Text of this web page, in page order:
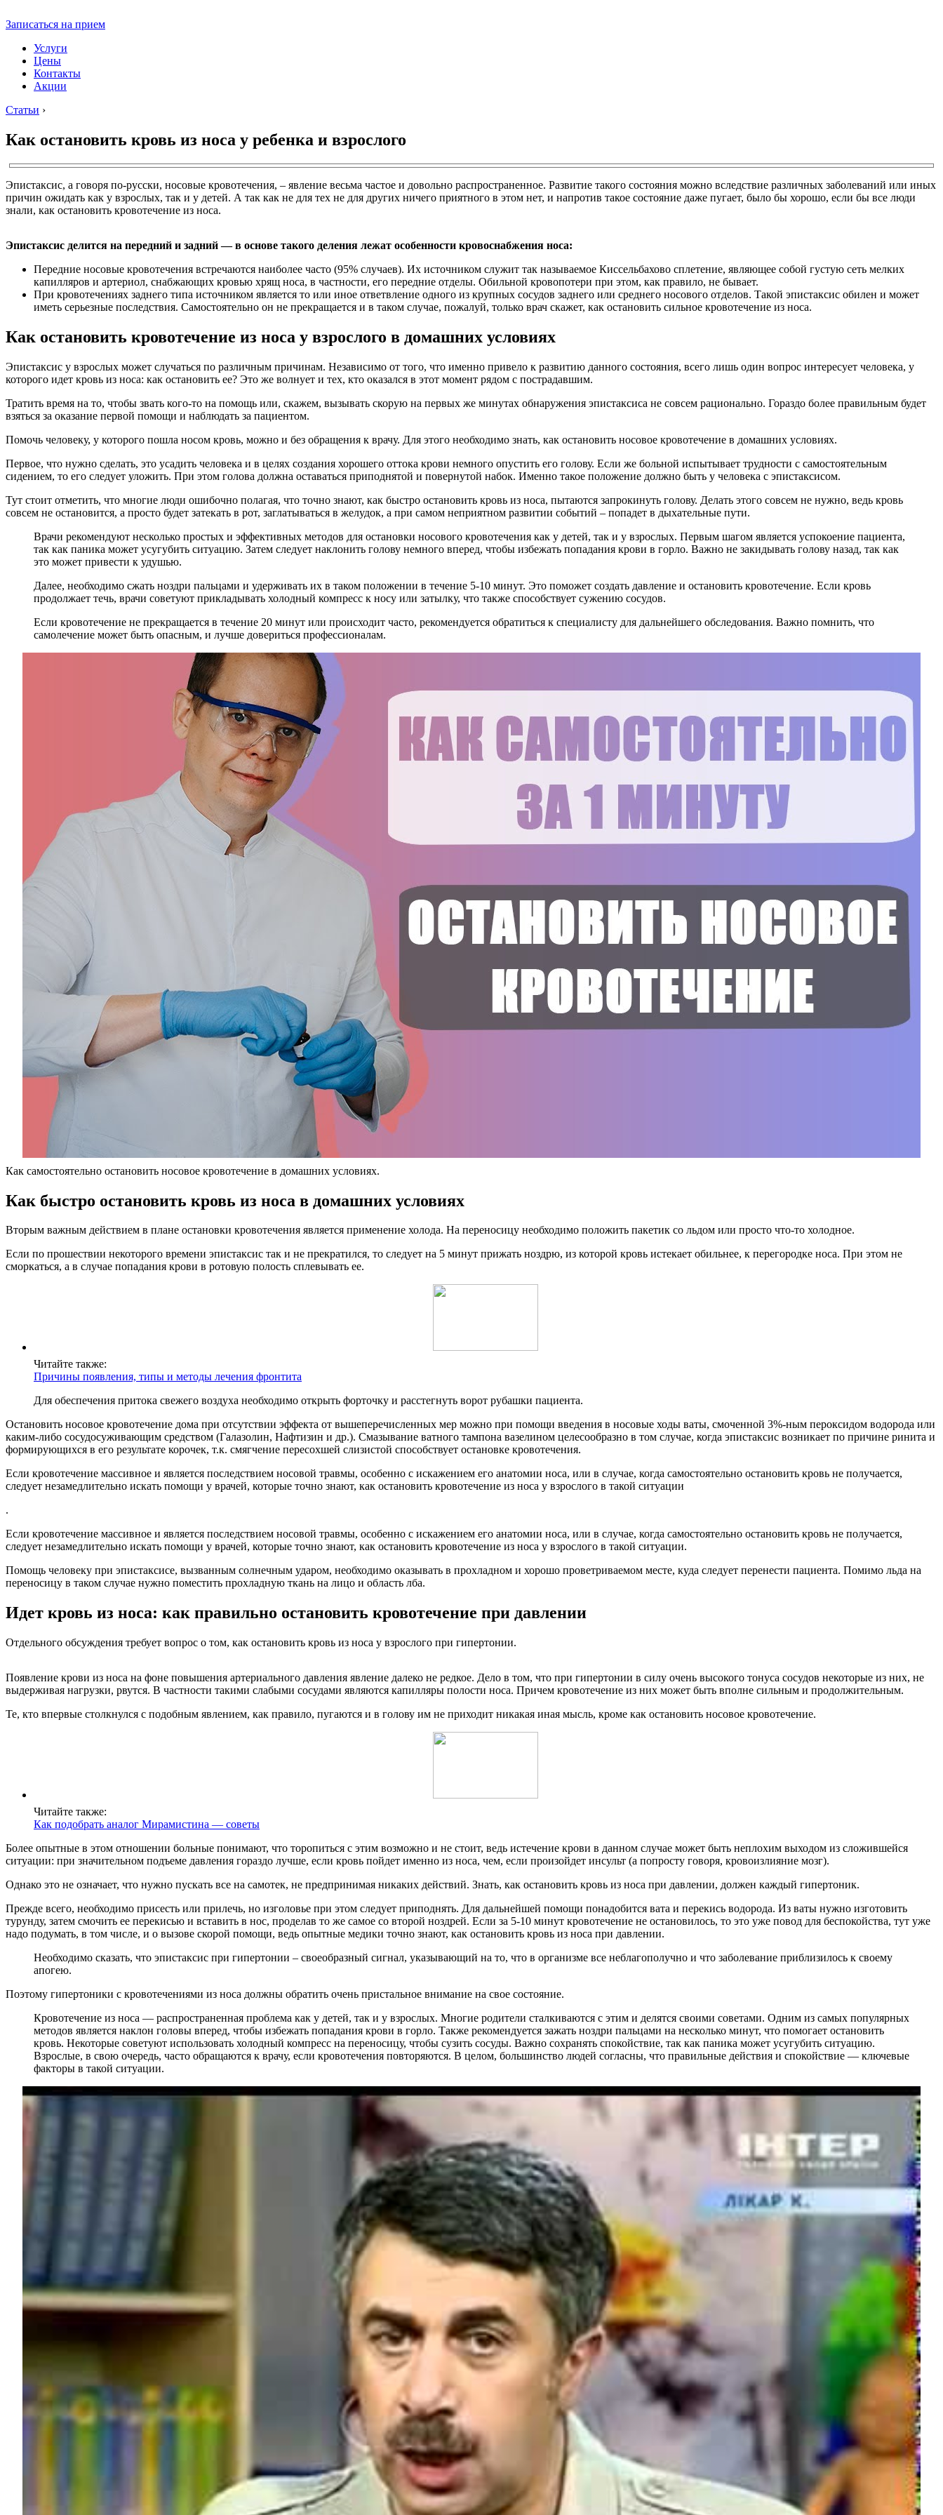
Записаться на прием
Услуги
Цены
Контакты
Акции
Статьи ›
Как остановить кровь из носа у ребенка и взрослого
Эпистаксис, а говоря по-русски, носовые кровотечения, – явление весьма частое и довольно распространенное. Развитие такого состояния можно вследствие различных заболеваний или иных
причин ожидать как у взрослых, так и у детей. А так как не для тех не для других ничего приятного в этом нет, и напротив такое состояние даже пугает, было бы хорошо, если бы все люди
знали, как остановить кровотечение из носа.
Эпистаксис делится на передний и задний — в основе такого деления лежат особенности кровоснабжения носа:
Передние носовые кровотечения встречаются наиболее часто (95% случаев). Их источником служит так называемое Киссельбахово сплетение, являющее собой густую сеть мелких
капилляров и артериол, снабжающих кровью хрящ носа, в частности, его передние отделы. Обильной кровопотери при этом, как правило, не бывает.
При кровотечениях заднего типа источником является то или иное ответвление одного из крупных сосудов заднего или среднего носового отделов. Такой эпистаксис обилен и может
иметь серьезные последствия. Самостоятельно он не прекращается и в таком случае, пожалуй, только врач скажет, как остановить сильное кровотечение из носа.
Как остановить кровотечение из носа у взрослого в домашних условиях
Эпистаксис у взрослых может случаться по различным причинам. Независимо от того, что именно привело к развитию данного состояния, всего лишь один вопрос интересует человека, у
которого идет кровь из носа: как остановить ее? Это же волнует и тех, кто оказался в этот момент рядом с пострадавшим.
Тратить время на то, чтобы звать кого-то на помощь или, скажем, вызывать скорую на первых же минутах обнаружения эпистаксиса не совсем рационально. Гораздо более правильным будет
взяться за оказание первой помощи и наблюдать за пациентом.
Помочь человеку, у которого пошла носом кровь, можно и без обращения к врачу. Для этого необходимо знать, как остановить носовое кровотечение в домашних условиях.
Первое, что нужно сделать, это усадить человека и в целях создания хорошего оттока крови немного опустить его голову. Если же больной испытывает трудности с самостоятельным
сидением, то его следует уложить. При этом голова должна оставаться приподнятой и повернутой набок. Именно такое положение должно быть у человека с эпистаксисом.
Тут стоит отметить, что многие люди ошибочно полагая, что точно знают, как быстро остановить кровь из носа, пытаются запрокинуть голову. Делать этого совсем не нужно, ведь кровь
совсем не остановится, а просто будет затекать в рот, заглатываться в желудок, а при самом неприятном развитии событий – попадет в дыхательные пути.
Врачи рекомендуют несколько простых и эффективных методов для остановки носового кровотечения как у детей, так и у взрослых. Первым шагом является успокоение пациента,
так как паника может усугубить ситуацию. Затем следует наклонить голову немного вперед, чтобы избежать попадания крови в горло. Важно не закидывать голову назад, так как
это может привести к удушью.
Далее, необходимо сжать ноздри пальцами и удерживать их в таком положении в течение 5-10 минут. Это поможет создать давление и остановить кровотечение. Если кровь
продолжает течь, врачи советуют прикладывать холодный компресс к носу или затылку, что также способствует сужению сосудов.
Если кровотечение не прекращается в течение 20 минут или происходит часто, рекомендуется обратиться к специалисту для дальнейшего обследования. Важно помнить, что
самолечение может быть опасным, и лучше довериться профессионалам.
Как самостоятельно остановить носовое кровотечение в домашних условиях.
Как быстро остановить кровь из носа в домашних условиях
Вторым важным действием в плане остановки кровотечения является применение холода. На переносицу необходимо положить пакетик со льдом или просто что-то холодное.
Если по прошествии некоторого времени эпистаксис так и не прекратился, то следует на 5 минут прижать ноздрю, из которой кровь истекает обильнее, к перегородке носа. При этом не
сморкаться, а в случае попадания крови в ротовую полость сплевывать ее.
Читайте также:
Причины появления, типы и методы лечения фронтита
Для обеспечения притока свежего воздуха необходимо открыть форточку и расстегнуть ворот рубашки пациента.
Остановить носовое кровотечение дома при отсутствии эффекта от вышеперечисленных мер можно при помощи введения в носовые ходы ваты, смоченной 3%-ным пероксидом водорода или
каким-либо сосудосуживающим средством (Галазолин, Нафтизин и др.). Смазывание ватного тампона вазелином целесообразно в том случае, когда эпистаксис возникает по причине ринита и
формирующихся в его результате корочек, т.к. смягчение пересохшей слизистой способствует остановке кровотечения.
Если кровотечение массивное и является последствием носовой травмы, особенно с искажением его анатомии носа, или в случае, когда самостоятельно остановить кровь не получается,
следует незамедлительно искать помощи у врачей, которые точно знают, как остановить кровотечение из носа у взрослого в такой ситуации
.
Если кровотечение массивное и является последствием носовой травмы, особенно с искажением его анатомии носа, или в случае, когда самостоятельно остановить кровь не получается,
следует незамедлительно искать помощи у врачей, которые точно знают, как остановить кровотечение из носа у взрослого в такой ситуации.
Помощь человеку при эпистаксисе, вызванным солнечным ударом, необходимо оказывать в прохладном и хорошо проветриваемом месте, куда следует перенести пациента. Помимо льда на
переносицу в таком случае нужно поместить прохладную ткань на лицо и область лба.
Идет кровь из носа: как правильно остановить кровотечение при давлении
Отдельного обсуждения требует вопрос о том, как остановить кровь из носа у взрослого при гипертонии.
Появление крови из носа на фоне повышения артериального давления явление далеко не редкое. Дело в том, что при гипертонии в силу очень высокого тонуса сосудов некоторые из них, не
выдерживая нагрузки, рвутся. В частности такими слабыми сосудами являются капилляры полости носа. Причем кровотечение из них может быть вполне сильным и продолжительным.
Те, кто впервые столкнулся с подобным явлением, как правило, пугаются и в голову им не приходит никакая иная мысль, кроме как остановить носовое кровотечение.
Читайте также:
Как подобрать аналог Мирамистина — советы
Более опытные в этом отношении больные понимают, что торопиться с этим возможно и не стоит, ведь истечение крови в данном случае может быть неплохим выходом из сложившейся
ситуации: при значительном подъеме давления гораздо лучше, если кровь пойдет именно из носа, чем, если произойдет инсульт (а попросту говоря, кровоизлияние мозг).
Однако это не означает, что нужно пускать все на самотек, не предпринимая никаких действий. Знать, как остановить кровь из носа при давлении, должен каждый гипертоник.
Прежде всего, необходимо присесть или прилечь, но изголовье при этом следует приподнять. Для дальнейшей помощи понадобится вата и перекись водорода. Из ваты нужно изготовить
турунду, затем смочить ее перекисью и вставить в нос, проделав то же самое со второй ноздрей. Если за 5-10 минут кровотечение не остановилось, то это уже повод для беспокойства, тут уже
надо подумать, в том числе, и о вызове скорой помощи, ведь опытные медики точно знают, как остановить кровь из носа при давлении.
Необходимо сказать, что эпистаксис при гипертонии – своеобразный сигнал, указывающий на то, что в организме все неблагополучно и что заболевание приблизилось к своему
апогею.
Поэтому гипертоники с кровотечениями из носа должны обратить очень пристальное внимание на свое состояние.
Кровотечение из носа — распространенная проблема как у детей, так и у взрослых. Многие родители сталкиваются с этим и делятся своими советами. Одним из самых популярных
методов является наклон головы вперед, чтобы избежать попадания крови в горло. Также рекомендуется зажать ноздри пальцами на несколько минут, что помогает остановить
кровь. Некоторые советуют использовать холодный компресс на переносицу, чтобы сузить сосуды. Важно сохранять спокойствие, так как паника может усугубить ситуацию.
Взрослые, в свою очередь, часто обращаются к врачу, если кровотечения повторяются. В целом, большинство людей согласны, что правильные действия и спокойствие — ключевые
факторы в такой ситуации.